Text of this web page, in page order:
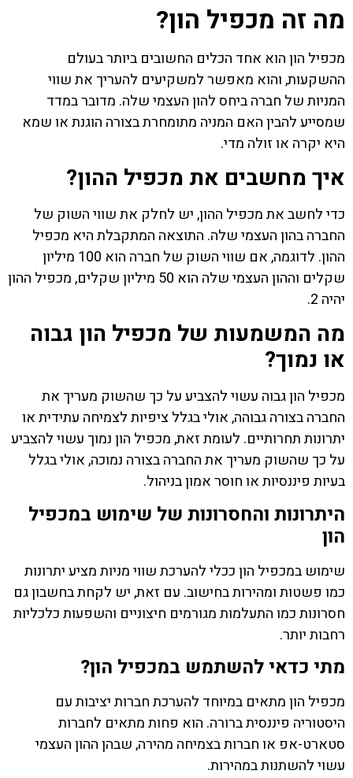
מה זה מכפיל הון?
מכפיל הון הוא אחד הכלים החשובים ביותר בעולם
ההשקעות, והוא מאפשר למשקיעים להעריך את שווי
המניות של חברה ביחס להון העצמי שלה. מדובר במדד
שמסייע להבין האם המניה מתומחרת בצורה הוגנת או שמא
היא יקרה או זולה מדי.
איך מחשבים את מכפיל ההון?
כדי לחשב את מכפיל ההון, יש לחלק את שווי השוק של
החברה בהון העצמי שלה. התוצאה המתקבלת היא מכפיל
ההון. לדוגמה, אם שווי השוק של חברה הוא 100 מיליון
שקלים וההון העצמי שלה הוא 50 מיליון שקלים, מכפיל ההון
יהיה 2.
מה המשמעות של מכפיל הון גבוה
או נמוך?
מכפיל הון גבוה עשוי להצביע על כך שהשוק מעריך את
החברה בצורה גבוהה, אולי בגלל ציפיות לצמיחה עתידית או
יתרונות תחרותיים. לעומת זאת, מכפיל הון נמוך עשוי להצביע
על כך שהשוק מעריך את החברה בצורה נמוכה, אולי בגלל
בעיות פיננסיות או חוסר אמון בניהול.
היתרונות והחסרונות של שימוש במכפיל
הון
שימוש במכפיל הון ככלי להערכת שווי מניות מציע יתרונות
כמו פשטות ומהירות בחישוב. עם זאת, יש לקחת בחשבון גם
חסרונות כמו התעלמות מגורמים חיצוניים והשפעות כלכליות
רחבות יותר.
מתי כדאי להשתמש במכפיל הון?
מכפיל הון מתאים במיוחד להערכת חברות יציבות עם
היסטוריה פיננסית ברורה. הוא פחות מתאים לחברות
סטארט-אפ או חברות בצמיחה מהירה, שבהן ההון העצמי
עשוי להשתנות במהירות.